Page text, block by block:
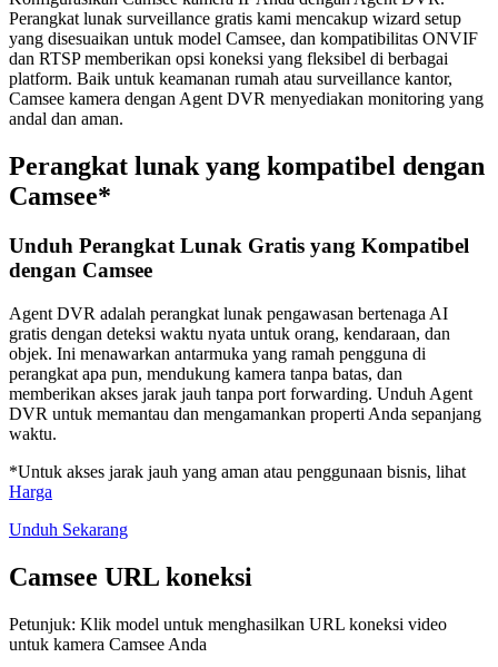
Perangkat lunak surveillance gratis kami mencakup wizard setup
yang disesuaikan untuk model Camsee, dan kompatibilitas ONVIF
dan RTSP memberikan opsi koneksi yang fleksibel di berbagai
platform. Baik untuk keamanan rumah atau surveillance kantor,
Camsee kamera dengan Agent DVR menyediakan monitoring yang
andal dan aman.
Perangkat lunak yang kompatibel dengan
Camsee*
Unduh Perangkat Lunak Gratis yang Kompatibel
dengan Camsee
Agent DVR adalah perangkat lunak pengawasan bertenaga AI
gratis dengan deteksi waktu nyata untuk orang, kendaraan, dan
objek. Ini menawarkan antarmuka yang ramah pengguna di
perangkat apa pun, mendukung kamera tanpa batas, dan
memberikan akses jarak jauh tanpa port forwarding. Unduh Agent
DVR untuk memantau dan mengamankan properti Anda sepanjang
waktu.
*Untuk akses jarak jauh yang aman atau penggunaan bisnis, lihat
Harga
Unduh Sekarang
Camsee URL koneksi
Petunjuk: Klik model untuk menghasilkan URL koneksi video
untuk kamera Camsee Anda